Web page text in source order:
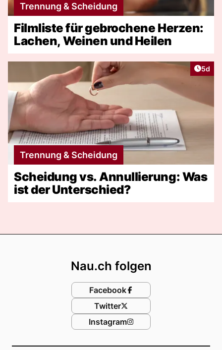
Trennung & Scheidung
Filmliste für gebrochene Herzen:
Lachen, Weinen und Heilen
5d
Trennung & Scheidung
Scheidung vs. Annullierung: Was
ist der Unterschied?
Nau.ch folgen
Facebook
Twitter
Instagram